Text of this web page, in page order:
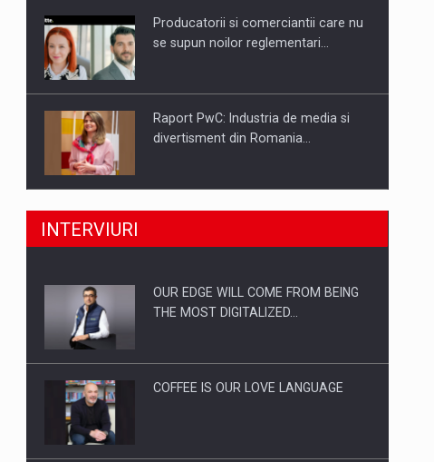
Producatorii si comerciantii care nu
se supun noilor reglementari…
Raport PwC: Industria de media si
divertisment din Romania…
Ce nu stiu Directorii de HR despre
Cum invatam sa spunem nu intr-o
INTERVIURI
OUR EDGE WILL COME FROM BEING
THE MOST DIGITALIZED…
COFFEE IS OUR LOVE LANGUAGE